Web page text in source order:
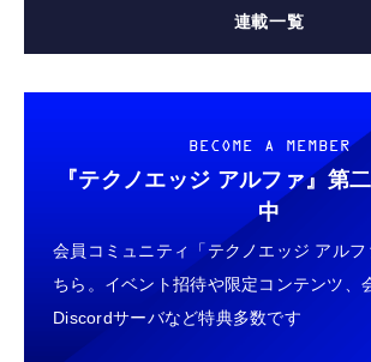
連載一覧
BECOME A MEMBER
『テクノエッジ アルファ』 第
中
会員コミュニティ「テクノエッジ アルフ
ちら。イベント招待や限定コンテンツ、
Discordサーバなど特典多数です